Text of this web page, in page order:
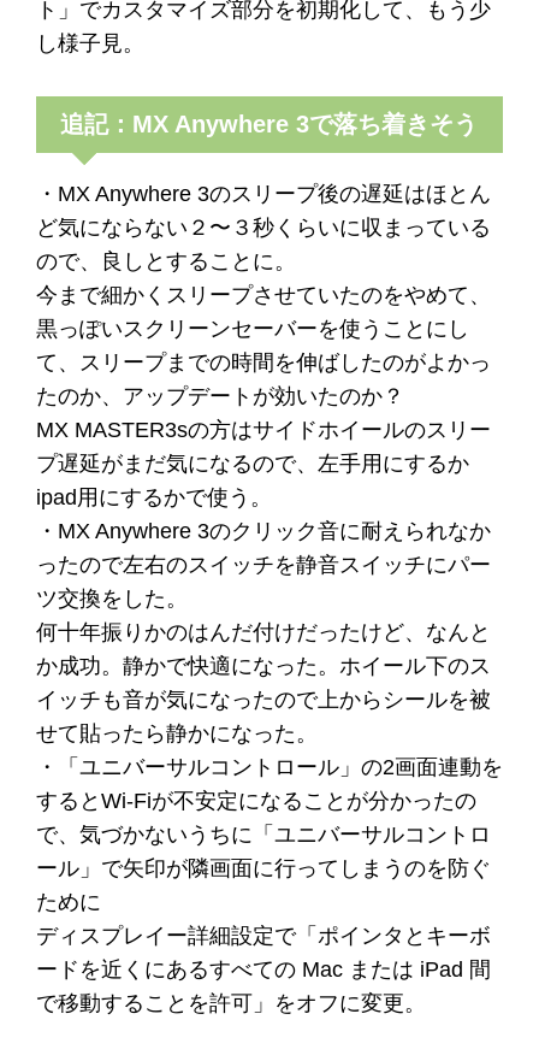
ト」でカスタマイズ部分を初期化して、もう少
し様子見。
追記：MX Anywhere 3で落ち着きそう
・MX Anywhere 3のスリープ後の遅延はほとん
ど気にならない２〜３秒くらいに収まっている
ので、良しとすることに。
今まで細かくスリープさせていたのをやめて、
黒っぽいスクリーンセーバーを使うことにし
て、スリープまでの時間を伸ばしたのがよかっ
たのか、アップデートが効いたのか？
MX MASTER3sの方はサイドホイールのスリー
プ遅延がまだ気になるので、左手用にするか
ipad用にするかで使う。
・MX Anywhere 3のクリック音に耐えられなか
ったので左右のスイッチを静音スイッチにパー
ツ交換をした。
何十年振りかのはんだ付けだったけど、なんと
か成功。静かで快適になった。ホイール下のス
イッチも音が気になったので上からシールを被
せて貼ったら静かになった。
・「ユニバーサルコントロール」の2画面連動を
するとWi-Fiが不安定になることが分かったの
で、気づかないうちに「ユニバーサルコントロ
ール」で矢印が隣画面に行ってしまうのを防ぐ
ために
ディスプレイー詳細設定で「ポインタとキーボ
ードを近くにあるすべての Mac または iPad 間
で移動することを許可」をオフに変更。